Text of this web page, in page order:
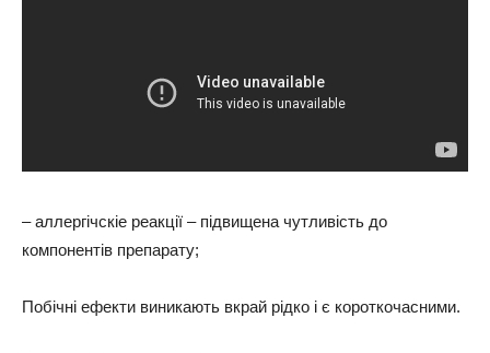
– аллергічскіе реакції – підвищена чутливість до
компонентів препарату;
Побічні ефекти виникають вкрай рідко і є короткочасними.